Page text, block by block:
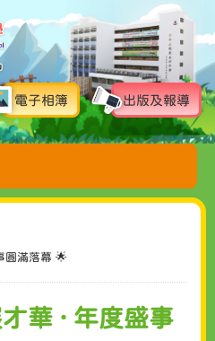
電子相簿 出版及報導
圓滿落幕 🌟
華 · 年度盛事